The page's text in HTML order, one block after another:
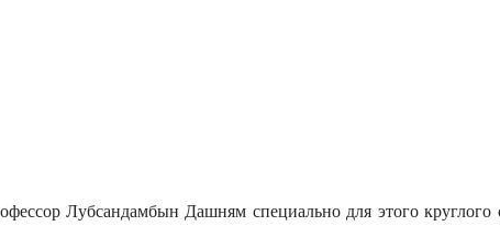
Лубсандамбын Дашням специально для этого